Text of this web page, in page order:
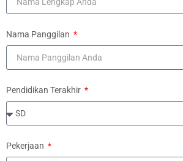
Nama Panggilan
Pendidikan Terakhir
Pekerjaan